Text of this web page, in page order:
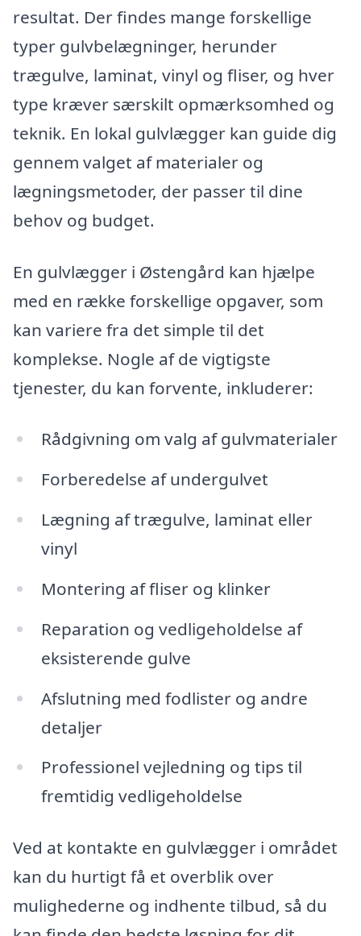
resultat. Der findes mange forskellige
typer gulvbelægninger, herunder
trægulve, laminat, vinyl og fliser, og hver
type kræver særskilt opmærksomhed og
teknik. En lokal gulvlægger kan guide dig
gennem valget af materialer og
lægningsmetoder, der passer til dine
behov og budget.
En gulvlægger i Østengård kan hjælpe
med en række forskellige opgaver, som
kan variere fra det simple til det
komplekse. Nogle af de vigtigste
tjenester, du kan forvente, inkluderer:
Rådgivning om valg af gulvmaterialer
Forberedelse af undergulvet
Lægning af trægulve, laminat eller
vinyl
Montering af fliser og klinker
Reparation og vedligeholdelse af
eksisterende gulve
Afslutning med fodlister og andre
detaljer
Professionel vejledning og tips til
fremtidig vedligeholdelse
Ved at kontakte en gulvlægger i området
kan du hurtigt få et overblik over
mulighederne og indhente tilbud, så du